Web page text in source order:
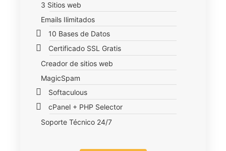
3 Sitios web
Emails Ilimitados
10 Bases de Datos
Certificado SSL Gratis
Creador de sitios web
MagicSpam
Softaculous
cPanel + PHP Selector
Soporte Técnico 24/7